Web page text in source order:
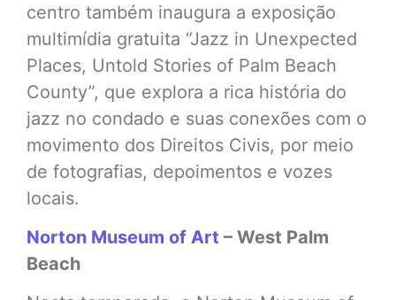
centro também inaugura a exposição
multimídia gratuita “Jazz in Unexpected
Places, Untold Stories of Palm Beach
County”, que explora a rica história do
jazz no condado e suas conexões com o
movimento dos Direitos Civis, por meio
de fotografias, depoimentos e vozes
locais.
Norton Museum of Art – West Palm
Beach